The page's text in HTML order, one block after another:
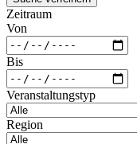
Zeitraum
Von
Bis
Veranstaltungstyp
Region